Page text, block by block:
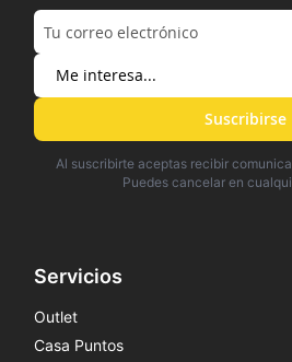
Suscribirse
Al suscribirte aceptas recibir
Puedes cancelar en
Servicios
Outlet
Casa Puntos